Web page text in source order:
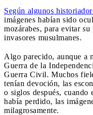
Según algunos
imágenes habían sido
mozárabes, para evitar
invasores musulmanes.
Algo parecido, aunque a
Guerra de la
Guerra Civil. Muchos
tenían devoción, las
o siglos después, cuando
había perdido, las
milagrosamente.